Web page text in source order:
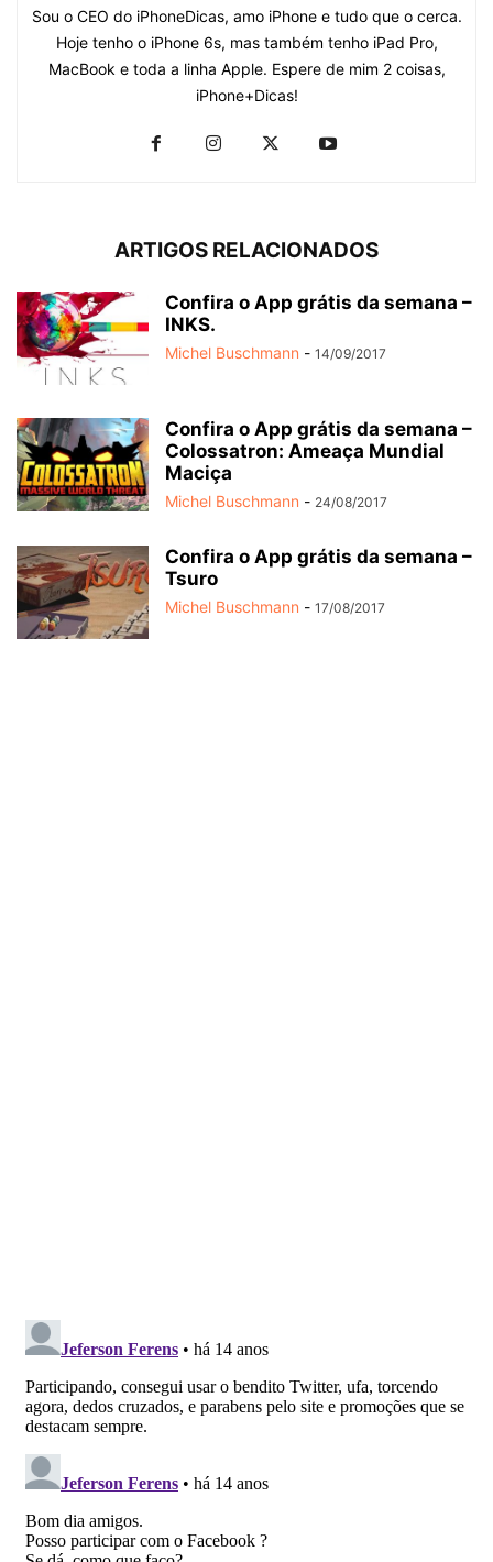
Sou o CEO do iPhoneDicas, amo iPhone e tudo que o cerca.
Hoje tenho o iPhone 6s, mas também tenho iPad Pro,
MacBook e toda a linha Apple. Espere de mim 2 coisas,
iPhone+Dicas!
ARTIGOS RELACIONADOS
Confira o App grátis da semana –
INKS.
Michel Buschmann - 14/09/2017
Confira o App grátis da semana –
Colossatron: Ameaça Mundial
Maciça
Michel Buschmann - 24/08/2017
Confira o App grátis da semana –
Tsuro
Michel Buschmann - 17/08/2017